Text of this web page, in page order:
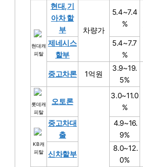
현대캐
피탈
현대,기
아차 할
부
차량가
5.4~7.4
%
제네시스
할부
5.4~7.7
%
중고차론 1억원
3.9~19.
5%
롯데캐
피탈
오토론
3.0~11.0
%
KB캐
피탈
중고차대
출
4.9~16.
9%
신차할부
8.0~12.
0%